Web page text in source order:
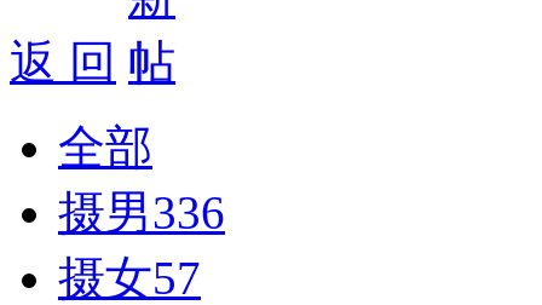
返 回
全部
摄男336
摄女57